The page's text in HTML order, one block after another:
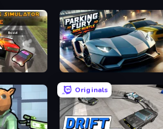
Parking Fury 3D: Side Hustle
Originals